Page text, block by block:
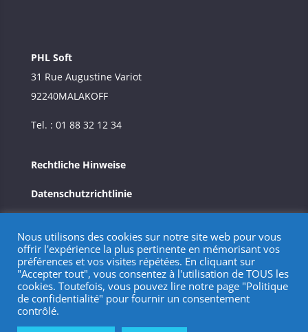
PHL Soft
31 Rue Augustine Variot
92240MALAKOFF
Tel. : 01 88 32 12 34
Rechtliche Hinweise
Datenschutzrichtlinie
Nous utilisons des cookies sur notre site web pour vous
offrir l'expérience la plus pertinente en mémorisant vos
préférences et vos visites répétées. En cliquant sur
"Accepter tout", vous consentez à l'utilisation de TOUS les
cookies. Toutefois, vous pouvez lire notre page "Politique
de confidentialité" pour fournir un consentement
contrôlé.